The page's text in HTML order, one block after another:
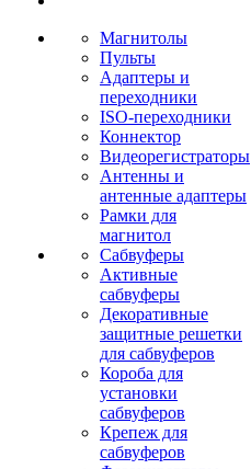
Магнитолы
Пульты
Адаптеры и
переходники
ISO-переходники
Коннектор
Видеорегистраторы
Антенны и
антенные адаптеры
Рамки для
магнитол
Сабвуферы
Активные
сабвуферы
Декоративные
защитные решетки
для сабвуферов
Короба для
установки
сабвуферов
Крепеж для
сабвуферов